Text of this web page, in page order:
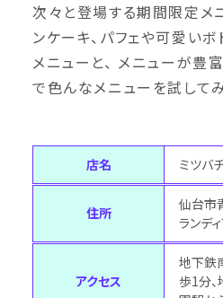
次々と登場する期間限定メ
ンケーキ、パフェや可愛いボ
メニューと、 メニューが豊
で色んなメニューを試して
店名 ミツバ
住所
仙台市
ランデ
アクセス
地下鉄
歩1分